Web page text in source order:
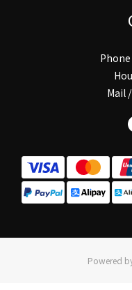
Phone
Mail /
Powered